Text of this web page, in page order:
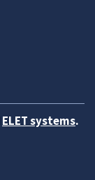
ELET systems.